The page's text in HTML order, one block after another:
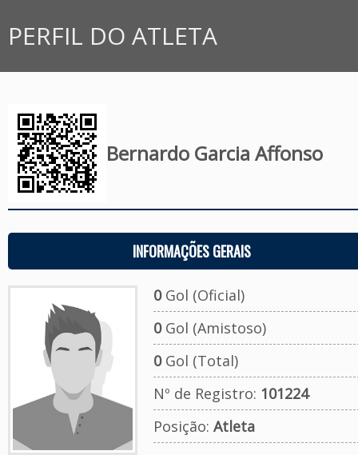
PERFIL DO ATLETA
Bernardo Garcia Affonso
INFORMAÇÕES GERAIS
0Gol (Oficial)
0Gol (Amistoso)
0Gol (Total)
Nº de Registro: 101224
Posição: Atleta